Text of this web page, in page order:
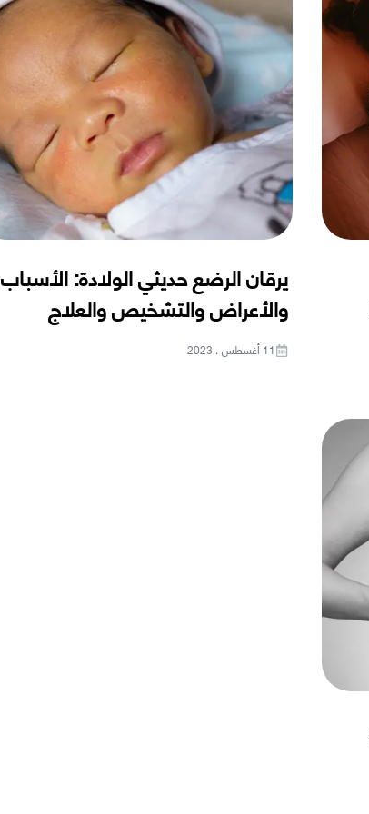
يرقان الرضع حديثي الولادة: الأسباب
والأعراض والتشخيص والعلاج
11 أغسطس ، 2023